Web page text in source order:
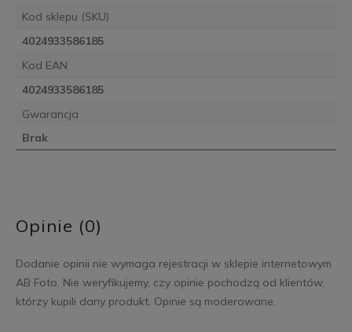
Kod sklepu (SKU)
4024933586185
Kod EAN
4024933586185
Gwarancja
Brak
Opinie (0)
Dodanie opinii nie wymaga rejestracji w sklepie internetowym
AB Foto. Nie weryfikujemy, czy opinie pochodzą od klientów,
którzy kupili dany produkt. Opinie są moderowane.